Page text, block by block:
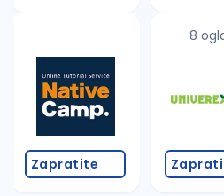
Zapratite
8